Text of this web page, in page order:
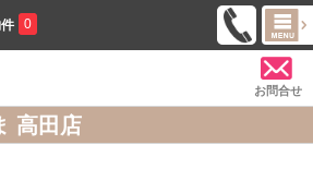
0
お問合せ
高田店